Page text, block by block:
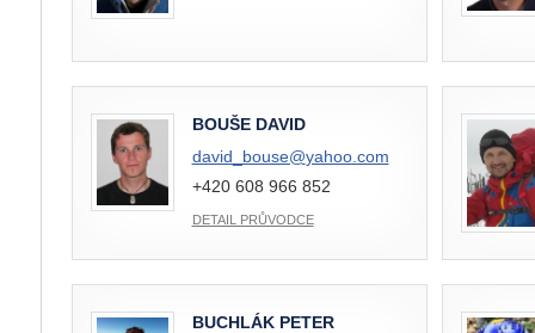
BOUŠE DAVID
david_bouse@yahoo.com
+420 608 966 852
DETAIL PRŮVODCE
BUCHLÁK PETER